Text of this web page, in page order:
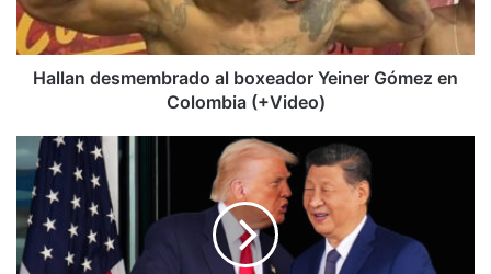
en
Colombia
(+Video)
Hallan desmembrado al boxeador Yeiner Gómez en
Colombia (+Video)
Trump
aterriza
en
Beijing
acompañado
por